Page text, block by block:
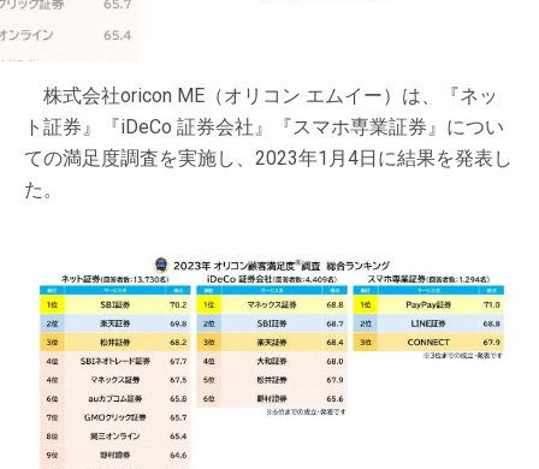
株式会社oricon ME（オリコン エムイー）は、『ネッ
ト証券』『iDeCo 証券会社』『スマホ専業証券』につい
ての満足度調査を実施し、2023年1月4日に結果を発表し
た。